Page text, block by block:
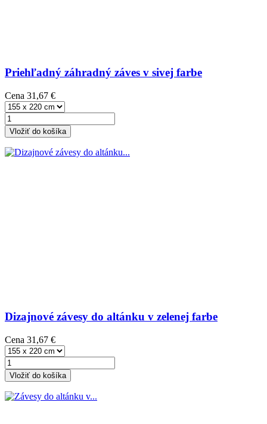
Priehľadný záhradný záves v sivej farbe
Cena 31,67 €
Vložiť do košíka
Dizajnové závesy do altánku v zelenej farbe
Cena 31,67 €
Vložiť do košíka